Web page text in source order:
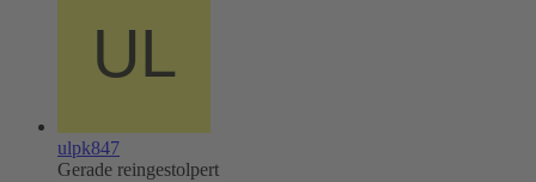
ulpk847
Gerade reingestolpert